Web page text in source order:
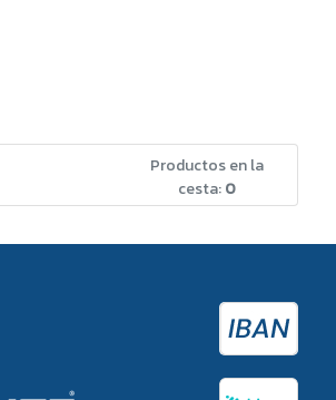
Productos en la
cesta:0